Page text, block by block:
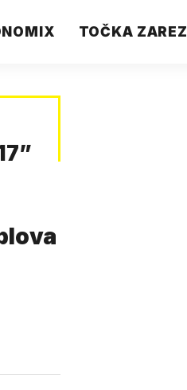
TOČKA ZAREZ
”